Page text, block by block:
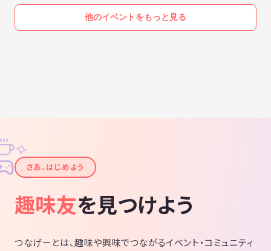
他のイベントをもっと見る
✦
✧
さあ、はじめよう
趣味友を見つけよう
つなげーとは、趣味や興味でつながるイベント・コミュニティ